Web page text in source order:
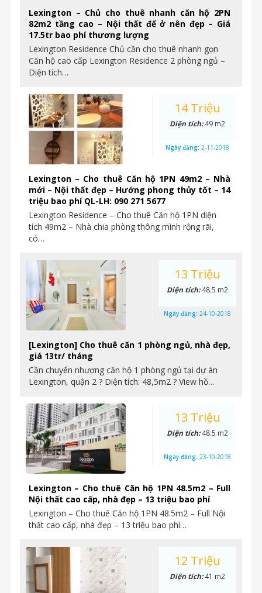
Lexington – Chủ cho thuê nhanh căn hộ 2PN
82m2 tầng cao – Nội thất để ở nên đẹp – Giá
17.5tr bao phí thương lượng
Lexington Residence Chủ cần cho thuê nhanh gọn
Căn hộ cao cấp Lexington Residence 2 phòng ngủ –
Diện tích…
Lexington – Cho thuê Căn hộ 1PN 49m2 – Nhà
mới – Nội thất đẹp – Hướng phong thủy tốt – 14
triệu bao phí QL-LH: 090 271 5677
Lexington Residence – Cho thuê Căn hộ 1PN diện
tích 49m2 – Nhà chia phòng thông mình rộng rãi,
có…
14 Triệu
Diện tích:49 m2
Ngày đăng: 2-11-2018
[Lexington] Cho thuê căn 1 phòng ngủ, nhà đẹp,
giá 13tr/ tháng
Cần chuyển nhượng căn hộ 1 phòng ngủ tại dự án
Lexington, quận 2 ? Diện tích: 48,5m2 ? View hồ…
13 Triệu
Diện tích:48.5 m2
Ngày đăng: 24-10-2018
Lexington – Cho thuê Căn hộ 1PN 48.5m2 – Full
Nội thất cao cấp, nhà đẹp – 13 triệu bao phí
Lexington – Cho thuê Căn hộ 1PN 48.5m2 – Full Nội
thất cao cấp, nhà đẹp – 13 triệu bao phí…
13 Triệu
Diện tích:48.5 m2
Ngày đăng: 23-10-2018
12 Triệu
Diện tích:41 m2